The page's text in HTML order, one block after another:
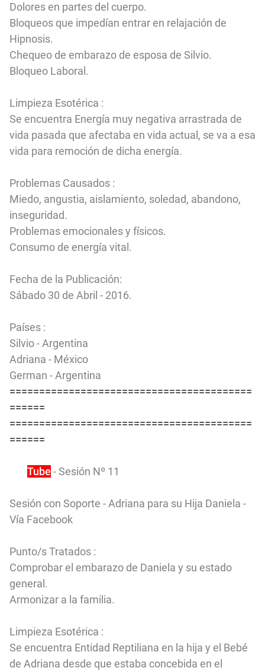
Dolores en partes del cuerpo.
Bloqueos que impedían entrar en relajación de
Hipnosis.
Chequeo de embarazo de esposa de Silvio.
Bloqueo Laboral.
Limpieza Esotérica :
Se encuentra Energía muy negativa arrastrada de
vida pasada que afectaba en vida actual, se va a esa
vida para remoción de dicha energía.
Problemas Causados :
Miedo, angustia, aislamiento, soledad, abandono,
inseguridad.
Problemas emocionales y físicos.
Consumo de energía vital.
Fecha de la Publicación:
Sábado 30 de Abril - 2016.
Países :
Silvio - Argentina
Adriana - México
German - Argentina
=========================================
======
=========================================
======
Tube - Sesión Nº 11
Sesión con Soporte - Adriana para su Hija Daniela -
Vía Facebook
Punto/s Tratados :
Comprobar el embarazo de Daniela y su estado
general.
Armonizar a la familia.
Limpieza Esotérica :
Se encuentra Entidad Reptiliana en la hija y el Bebé
de Adriana desde que estaba concebida en el